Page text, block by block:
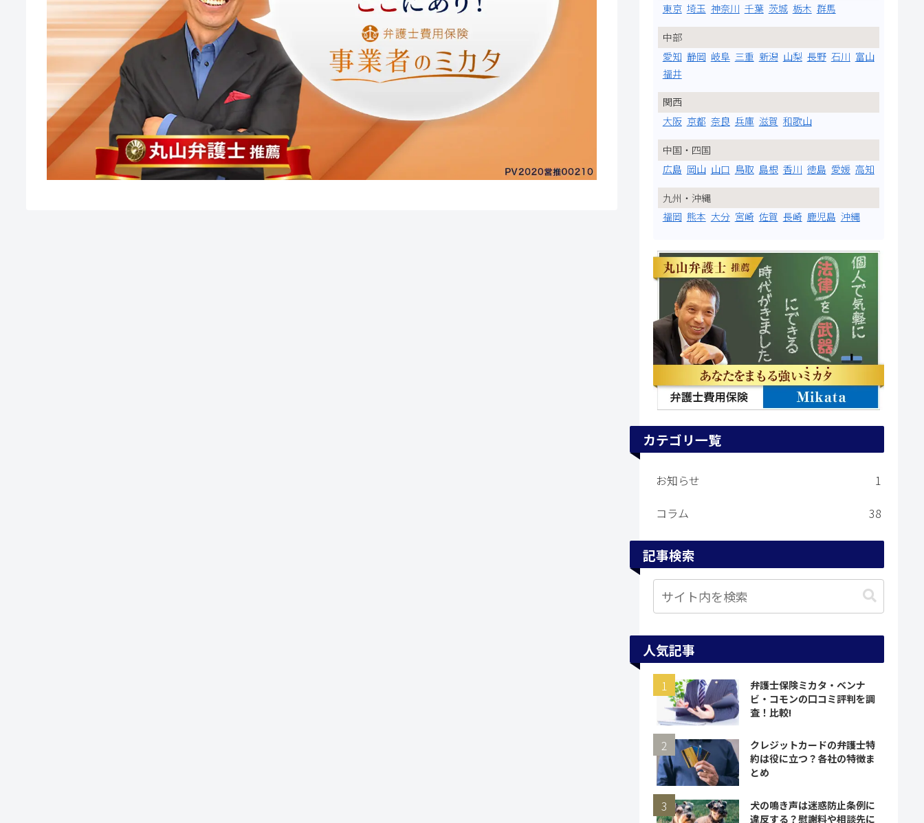
東京 埼玉 神奈川 千葉 茨城 栃木 群馬
中部
愛知 静岡 岐阜 三重 新潟 山梨 長野 石川 富山
福井
関西
大阪 京都 奈良 兵庫 滋賀 和歌山
中国・四国
広島 岡山 山口 鳥取 島根 香川 徳島 愛媛 高知
九州・沖縄
福岡 熊本 大分 宮崎 佐賀 長崎 鹿児島 沖縄
カテゴリ一覧
お知らせ
1
コラム
38
記事検索
人気記事
弁護士保険ミカタ・ベンナ
ビ・コモンの口コミ評判を調
査！比較!
クレジットカードの弁護士特
約は役に立つ？各社の特徴ま
とめ
犬の鳴き声は迷惑防止条例に
違反する？慰謝料や相談先に